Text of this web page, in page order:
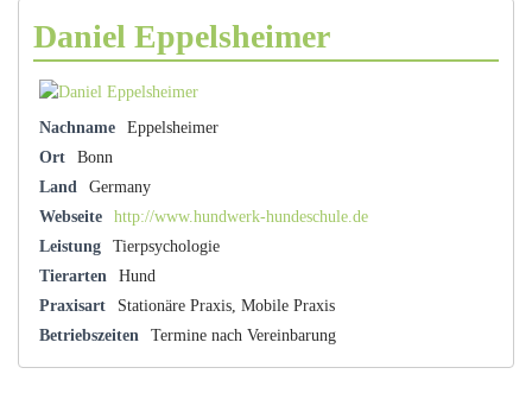
Daniel Eppelsheimer
Nachname
Eppelsheimer
Ort
Bonn
Land
Germany
Webseite
http://www.hundwerk-hundeschule.de
Leistung
Tierpsychologie
Tierarten
Hund
Praxisart
Stationäre Praxis, Mobile Praxis
Betriebszeiten
Termine nach Vereinbarung